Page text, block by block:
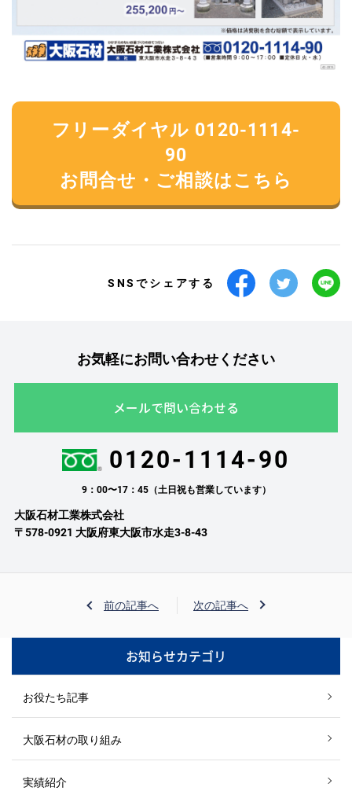
フリーダイヤル 0120-1114-
90
お問合せ・ご相談はこちら
SNSでシェアする
お気軽にお問い合わせください
メールで問い合わせる
0120-1114-90
9：00〜17：45（土日祝も営業しています）
大阪石材工業株式会社
〒578-0921 大阪府東大阪市水走3-8-43
前の記事へ 次の記事へ
お知らせカテゴリ
お役たち記事
大阪石材の取り組み
実績紹介